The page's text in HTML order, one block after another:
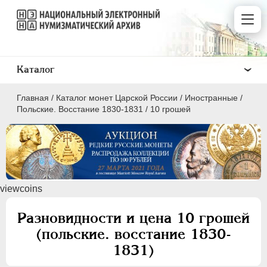
Главная / Каталог монет Царской России / Иностранные /
Польские. Восстание 1830-1831 / 10 грошей
viewcoins
Разновидности и цена 10 грошей
(польские. восстание 1830-
1831)
Каталог
ПEТР I 1699 - 1725
ЕКАТЕРИНА I
АННА ИОАННОВНА 1730-1740
ИОАНН АНТОНОВИЧ 1740-1741
1741-1762